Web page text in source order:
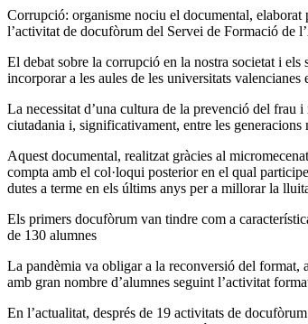
Corrupció: organisme nociu el documental,
l’activitat de docufòrum del Servei de Formació de
El debat sobre la corrupció en la nostra societat i els
incorporar a les aules de les universitats valencianes
La necessitat d’una cultura de la prevenció del frau
ciutadania i, significativament, entre les
Aquest documental, realitzat gràcies al
compta amb el col·loqui posterior en el qual
dutes a terme en els últims anys per a millorar la
Els primers docufòrum van tindre com a
de 130 alumnes
La pandèmia va obligar a la reconversió del format,
amb gran nombre d’alumnes seguint l’activitat
En l’actualitat, després de 19 activitats de